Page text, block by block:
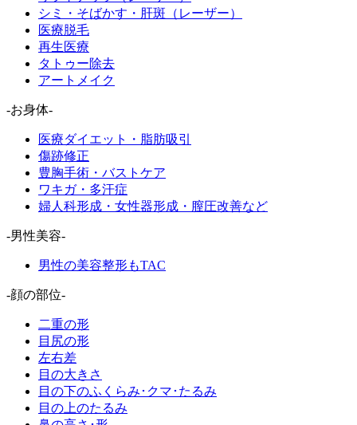
シミ・そばかす・肝斑（レーザー）
医療脱毛
再生医療
タトゥー除去
アートメイク
-お身体-
医療ダイエット・脂肪吸引
傷跡修正
豊胸手術・バストケア
ワキガ・多汗症
婦人科形成・女性器形成・膣圧改善など
-男性美容-
男性の美容整形もTAC
-顔の部位-
二重の形
目尻の形
左右差
目の大きさ
目の下のふくらみ･クマ･たるみ
目の上のたるみ